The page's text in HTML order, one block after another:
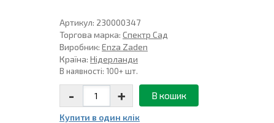
Артикул: 230000347
Торгова марка:Спектр Сад
Виробник:Enza Zaden
Країна:Нідерланди
В наявності: 100+ шт.
- + В кошик
Купити в один клiк